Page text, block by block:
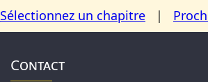
Sélectionnez un chapitre |
Contact